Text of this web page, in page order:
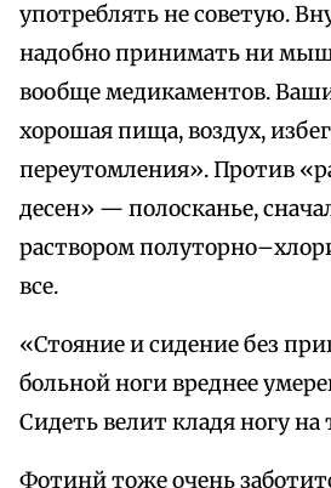
употреблять не советую.
надобно принимать ни
вообще медикаментов.
хорошая пища, воздух,
переутомления». Против
десен» — полосканье,
раствором
все.
«Стояние и сидение без
больной ноги вреднее
Сидеть велит кладя ногу на
Фотинй тоже очень